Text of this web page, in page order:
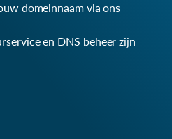
domeinnaam via ons
en DNS beheer zijn